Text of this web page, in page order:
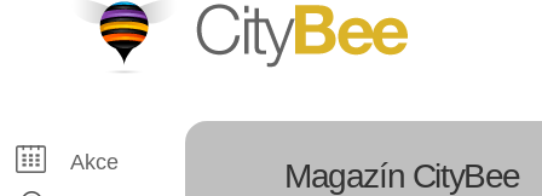
CityBee
Akce Magazín CityBee